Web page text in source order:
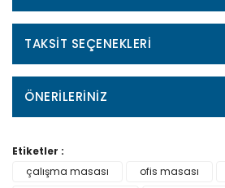
TAKSIT SEÇENEKLERI
ÖNERILERINIZ
Etiketler :
çalışma masası
ofis masası